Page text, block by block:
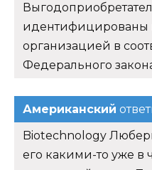
идентифицированы
организацией в
Федерального
Американский
Biotechnology
его какими-то уже в